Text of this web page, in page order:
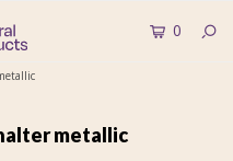
0
metallic